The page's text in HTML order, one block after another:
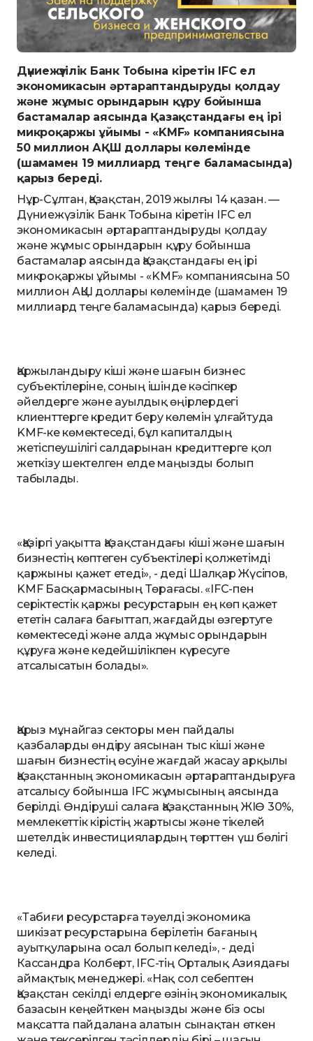
Дүниежүзілік Банк Тобына кіретін IFC ел
экономикасын әртараптандыруды қолдау
және жұмыс орындарын құру бойынша
бастамалар аясында Қазақстандағы ең ірі
микроқаржы ұйымы - «KMF» компаниясына
50 миллион АҚШ доллары көлемінде
(шамамен 19 миллиард теңге баламасында)
қарыз береді.
Нұр-Сұлтан, Қазақстан, 2019 жылғы 14 қазан. —
Дүниежүзілік Банк Тобына кіретін IFC ел
экономикасын әртараптандыруды қолдау
және жұмыс орындарын құру бойынша
бастамалар аясында Қазақстандағы ең ірі
микроқаржы ұйымы - «KMF» компаниясына 50
миллион АҚШ доллары көлемінде (шамамен 19
миллиард теңге баламасында) қарыз береді.
Қаржыландыру кіші және шағын бизнес
субъектілеріне, соның ішінде кәсіпкер
әйелдерге және ауылдық өңірлердегі
клиенттерге кредит беру көлемін ұлғайтуда
KMF-ке көмектеседі, бұл капиталдың
жетіспеушілігі салдарынан кредиттерге қол
жеткізу шектелген елде маңызды болып
табылады.
«Қазіргі уақытта Қазақстандағы кіші және шағын
бизнестің көптеген субъектілері қолжетімді
қаржыны қажет етеді», - деді Шалқар Жүсіпов,
KMF Басқармасының Төрағасы. «IFC-пен
серіктестік қаржы ресурстарын ең көп қажет
ететін салаға бағыттап, жағдайды өзгертуге
көмектеседі және алда жұмыс орындарын
құруға және кедейшілікпен күресуге
атсалысатын болады».
Қарыз мұнайгаз секторы мен пайдалы
қазбаларды өндіру аясынан тыс кіші және
шағын бизнестің өсуіне жағдай жасау арқылы
Қазақстанның экономикасын әртараптандыруға
атсалысу бойынша IFC жұмысының аясында
берілді. Өндіруші салаға Қазақстанның ЖІӨ 30%,
мемлекеттік кірістің жартысы және тікелей
шетелдік инвестициялардың төрттен үш бөлігі
келеді.
«Табиғи ресурстарға тәуелді экономика
шикізат ресурстарына берілетін бағаның
ауытқуларына осал болып келеді», - деді
Кассандра Колберт, IFC-тің Орталық Азиядағы
аймақтық менеджері. «Нақ сол себептен
Қазақстан секілді елдерге өзінің экономикалық
базасын кеңейткен маңызды және біз осы
мақсатта пайдалана алатын сынақтан өткен